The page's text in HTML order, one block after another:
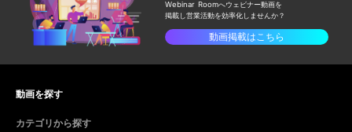
Webinar Roomへウェビナー動画を
掲載し 営業活動を効率化しませんか？
動画掲載はこちら
動画を探す
カテゴリから探す